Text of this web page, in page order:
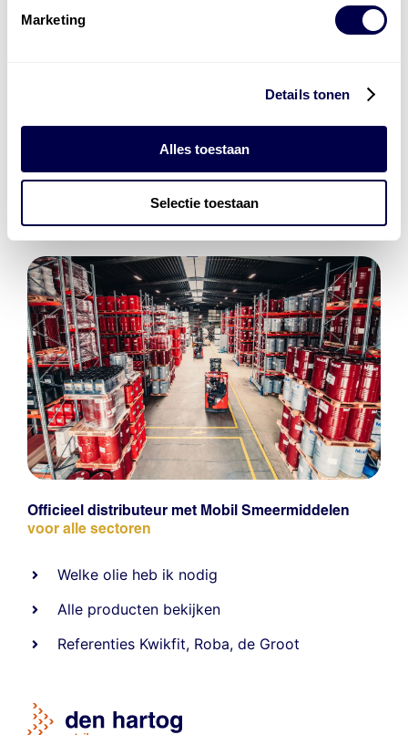
Marketing
Details tonen
Alles toestaan
Selectie toestaan
Officieel distributeur met Mobil Smeermiddelen
voor alle sectoren
Welke olie heb ik nodig
Alle producten bekijken
Referenties Kwikfit, Roba,de Groot